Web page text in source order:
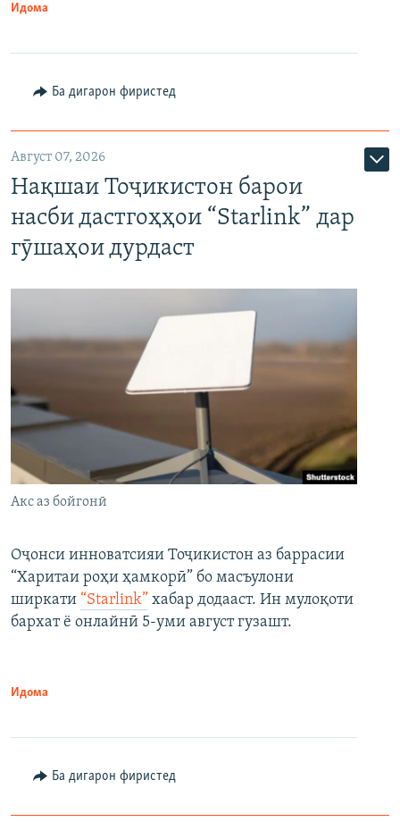
Идома
Ба дигарон фиристед
Август 07, 2026
Нақшаи Тоҷикистон барои
насби дастгоҳҳои “Starlink” дар
гӯшаҳои дурдаст
Акс аз бойгонӣ
Оҷонси инноватсияи Тоҷикистон аз баррасии
“Харитаи роҳи ҳамкорӣ” бо масъулони
ширкати “Starlink” хабар додааст. Ин мулоқоти
бархат ё онлайнӣ 5-уми август гузашт.
Идома
Ба дигарон фиристед